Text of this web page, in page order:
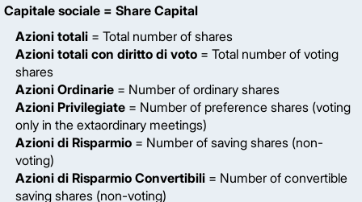
Capitale sociale = Share Capital
Azioni totali = Total number of shares
Azioni totali con diritto di voto = Total number of voting
shares
Azioni Ordinarie = Number of ordinary shares
Azioni Privilegiate = Number of preference shares (voting
only in the extaordinary meetings)
Azioni di Risparmio = Number of saving shares (non-
voting)
Azioni di Risparmio Convertibili = Number of convertible
saving shares (non-voting)